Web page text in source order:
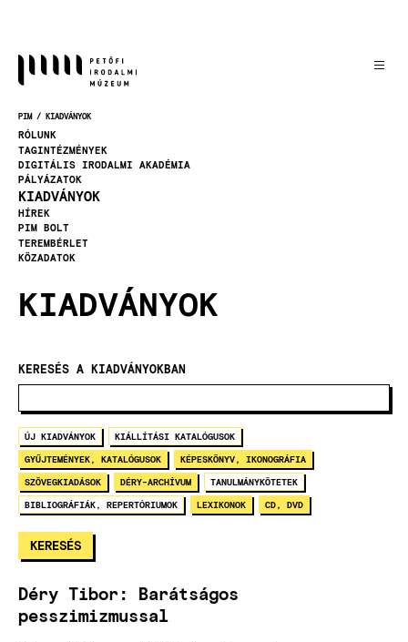
MORZSA
PIM KIADVÁNYOK
RÓLUNK
TAGINTÉZMÉNYEK
DIGITÁLIS IRODALMI AKADÉMIA
PÁLYÁZATOK
KIADVÁNYOK
HÍREK
PIM BOLT
TEREMBÉRLET
KÖZADATOK
KIADVÁNYOK
KERESÉS A KIADVÁNYOKBAN
ÚJ KIADVÁNYOK KIÁLLÍTÁSI KATALÓGUSOK
GYŰJTEMÉNYEK, KATALÓGUSOK KÉPESKÖNYV, IKONOGRÁFIA
SZÖVEGKIADÁSOK DÉRY-ARCHÍVUM TANULMÁNYKÖTETEK
BIBLIOGRÁFIÁK, REPERTÓRIUMOK LEXIKONOK CD, DVD
Déry Tibor: Barátságos
pesszimizmussal